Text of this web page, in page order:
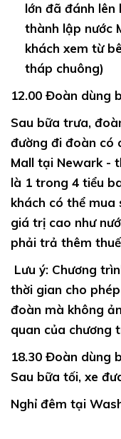
lớn đã đánh
thành lập nước
khách xem từ
tháp chuông)
12.00 Đoàn dùng
Sau bữa trưa,
đường đi đoàn có
Mall tại Newark -
là 1 trong 4 tiểu
khách có thể
giá trị cao như
phải trả thêm
Lưu ý: Chương
thời gian cho
đoàn mà không
quan của chương
18.30 Đoàn dùng
Sau bữa tối, xe
Nghỉ đêm tại